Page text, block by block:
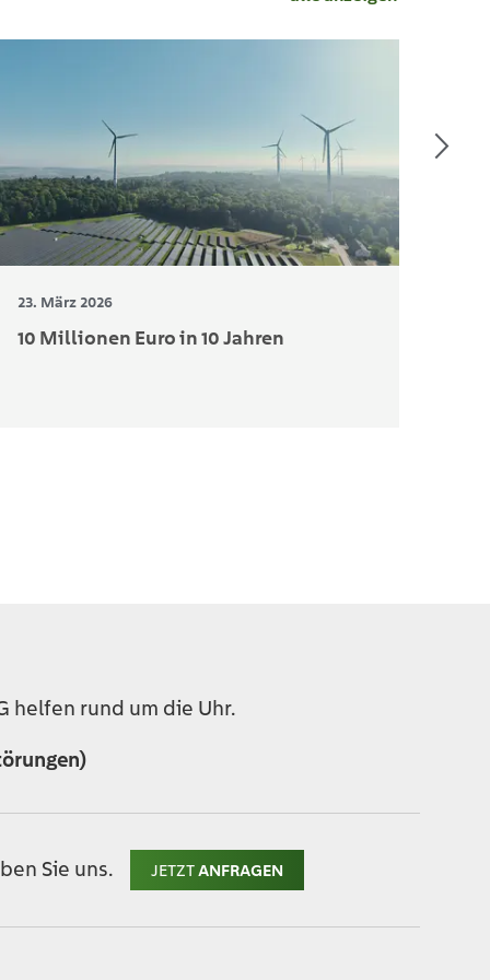
23. März 2026
10 Millionen Euro in 10 Jahren
helfen rund um die Uhr.
Sie uns. JETZTANFRAGEN